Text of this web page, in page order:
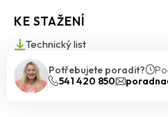
KE STAŽENÍ
Technický list
Potřebujete poradit?
541 420 850